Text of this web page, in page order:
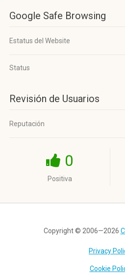
Google Safe Browsing
Estatus del Website
Status
Revisión de Usuarios
Reputación
0
Positiva
Copyright © 2006—2026
Privacy
Cookie